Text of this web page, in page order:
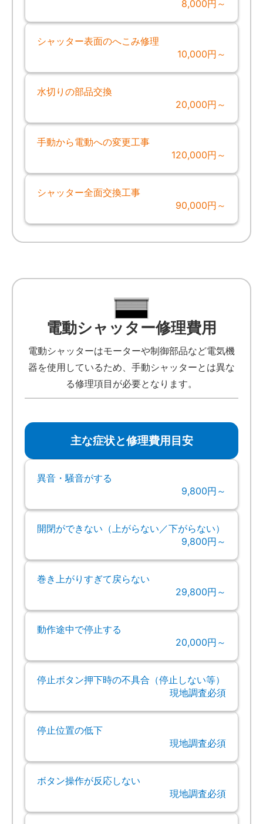
8,000円～
シャッター表面のへこみ修理
10,000円～
水切りの部品交換
20,000円～
手動から電動への変更工事
120,000円～
シャッター全面交換工事
90,000円～
電動シャッター修理費用
電動シャッターはモーターや制御部品など電気機
器を使用しているため、手動シャッターとは異な
る修理項目が必要となります。
主な症状と修理費用目安
異音・騒音がする
9,800円～
開閉ができない（上がらない／下がらない）
9,800円～
巻き上がりすぎて戻らない
29,800円～
動作途中で停止する
20,000円～
停止ボタン押下時の不具合（停止しない等）
現地調査必須
停止位置の低下
現地調査必須
ボタン操作が反応しない
現地調査必須